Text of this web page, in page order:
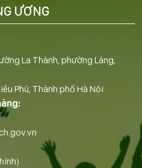
La Thành, phường Láng,
Phú, Thành phố Hà Nội
ƯƠNG